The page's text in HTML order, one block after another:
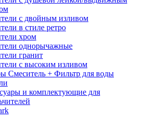
с двойным изливом
в стиле ретро
хром
однорычажные
гранит
с высоким изливом
Смеситель + Фильтр для воды
и комплектующие для